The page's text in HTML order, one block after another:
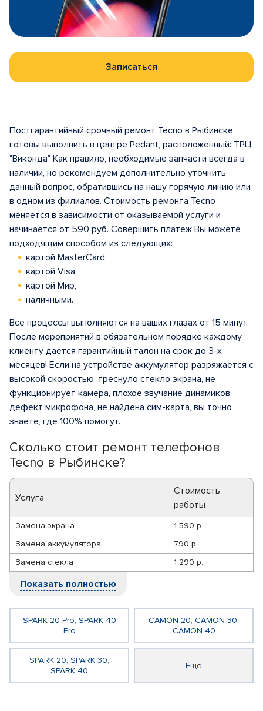
Записаться
Сколько стоит ремонт телефонов
Tecno в Рыбинске?
Услуга
Стоимость
работы
Замена экрана
1 590 р.
Замена аккумулятора
790 р.
Замена стекла
1 290 р.
Показать полностью
SPARK 20 Pro, SPARK 40
Pro
CAMON 20, CAMON 30,
CAMON 40
SPARK 20, SPARK 30,
SPARK 40
Ещё
Постгарантийный срочный ремонт Tecno в Рыбинске
готовы выполнить в центрe Pedant, расположенный: ТРЦ
"Виконда" Как правило, необходимые запчасти всегда в
наличии, но рекомендуем дополнительно уточнить
данный вопрос, обратившись на нашу горячую линию или
в одном из филиалов. Стоимость ремонта Tecno
меняется в зависимости от оказываемой услуги и
начинается от 590 руб. Совершить платеж Вы можете
подходящим способом из следующих:
картой MasterCard,
картой Visa,
картой Мир,
наличными.
Все процессы выполняются на ваших глазах от 15 минут.
После мероприятий в обязательном порядке каждому
клиенту дается гарантийный талон на срок до 3-х
месяцев! Если на устройстве аккумулятор разряжается с
высокой скоростью, треснуло стекло экрана, не
функционирует камера, плохое звучание динамиков,
дефект микрофона, не найдена сим-карта, вы точно
знаете, где 100% помогут.